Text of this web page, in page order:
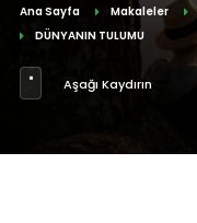
Ana Sayfa Makaleler
DÜNYANIN TULUMU
Aşağı Kaydırın